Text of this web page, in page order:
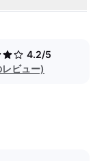
4.2/5
レビュー)